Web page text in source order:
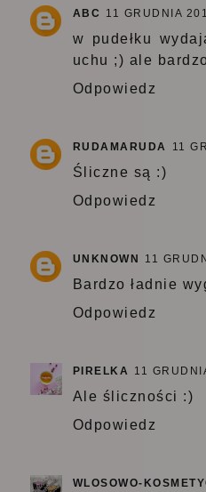
ABC 11 GRUDNIA
w pudełku
uchu ;) ale
Odpowiedz
RUDAMARUDA 11
Śliczne są :)
Odpowiedz
UNKNOWN 11
Bardzo ładnie
Odpowiedz
PIRELKA 11
Ale śliczności :)
Odpowiedz
WLOSOWO-